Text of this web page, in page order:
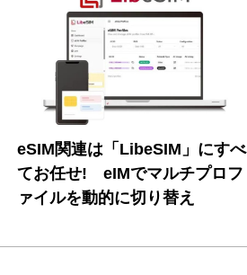
eSIM関連は「LibeSIM」にすべ
てお任せ! eIMでマルチプロフ
ァイルを動的に切り替え